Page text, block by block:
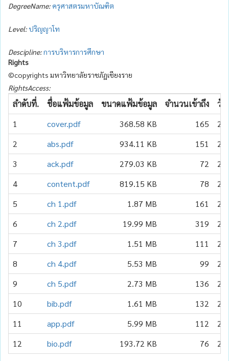
DegreeName: ครุศาสตรมหาบัณฑิต
Level:ปริญญาโท
Descipline:การบริหารการศึกษา
Rights
©copyrights มหาวิทยาลัยราชภัฏเชียงราย
RightsAccess:
ลำดับที่. ชื่อแฟ้มข้อมูล ขนาดแฟ้มข้อมูล จำนวนเข้าถึง
วัน
1
cover.pdf 368.58 KB 165
2
abs.pdf 934.11 KB 151
3
ack.pdf 279.03 KB 72
4
content.pdf 819.15 KB 78
5
ch 1.pdf 1.87 MB 161
6
ch 2.pdf 19.99 MB 319
7
ch 3.pdf 1.51 MB 111
8
ch 4.pdf 5.53 MB 99
9
ch 5.pdf 2.73 MB 136
10
bib.pdf 1.61 MB 132
11
app.pdf 5.99 MB 112
12
bio.pdf 193.72 KB 76